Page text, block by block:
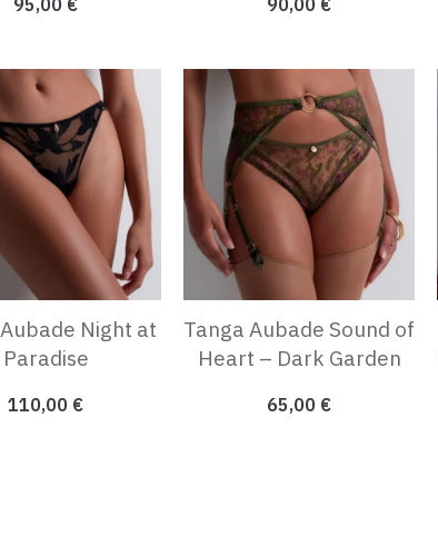
Night at
Paradise
110,00 €
Tanga Aubade Sound of
Heart – Dark Garden
65,00 €